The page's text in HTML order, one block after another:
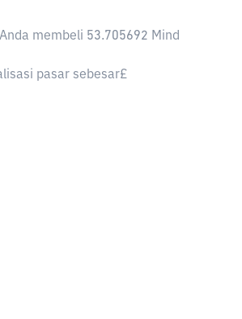
membeli 53.705692 Mind
pasar sebesar£